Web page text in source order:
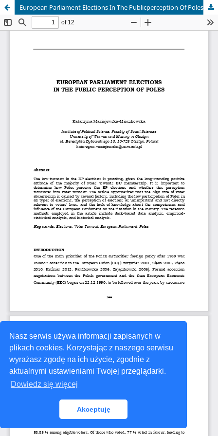
Nasz serwis używa informacji zapisanych w
plikach cookies. Korzystając z naszego serwisu
wyrażasz zgodę na ich użycie, zgodnie z
aktualnymi ustawieniami Twojej przeglądarki.
Dowiedz się więcej
Akceptuję
European Parliament Elections In The Publicperception Of Poles